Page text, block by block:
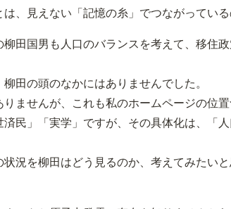
、見えない「記憶の糸」でつながっている
田国男も人口のバランスを考えて、移住
田の頭のなかにはありませんでした。
ませんが、これも私のホームページの位置
民」「実学」ですが、その具体化は、「
況を柳田はどう見るのか、考えてみたいと